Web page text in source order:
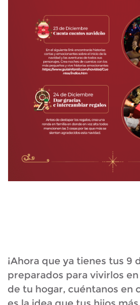
¡Ahora que ya tienes tus 9
preparados para vivirlos
de tu hogar, cuéntanos en